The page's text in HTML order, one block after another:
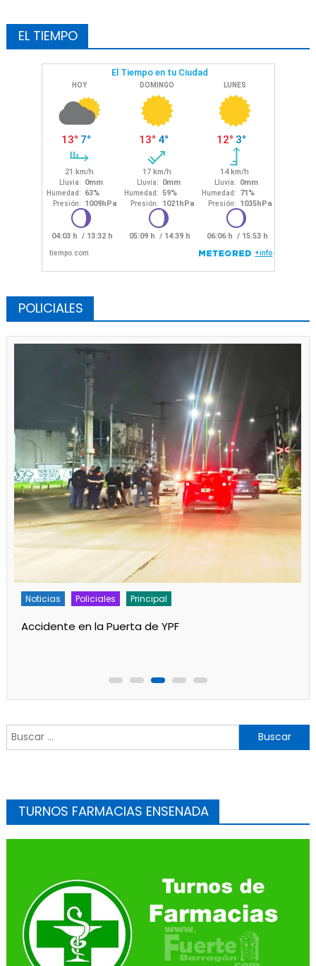
EL TIEMPO
POLICIALES
Noticias Policiales Principal
Accidente en la Puerta de YPF
Buscar:
TURNOS FARMACIAS ENSENADA